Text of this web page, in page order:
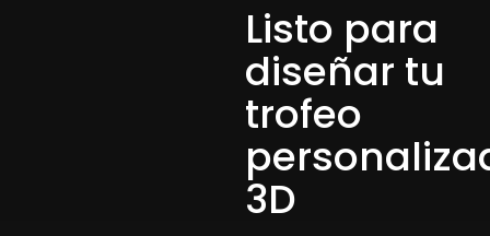
Listo para
diseñar tu
trofeo
3D